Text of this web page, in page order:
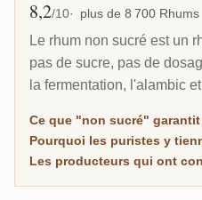
Note moyenne
8,2/10 plus de 8 700 Rhums
Le rhum non sucré est un
pas de sucre, pas de
la fermentation, l'alambic
connaisseurs qui croît le
ici est classée d'après les
Ce que "non sucré"
Pourquoi les puristes y
Les producteurs qui ont